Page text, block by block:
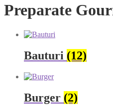
Preparate
Bauturi (12)
Burger (2)